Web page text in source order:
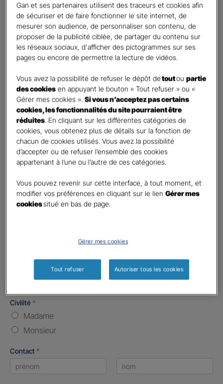
Activité*
Indiquez l'activité professionnelle de votre entreprise
Chiffre d'affaires annuel
Nombre de caractères restants :9 caractères restants
Indiquez un montant annuel en euro, même approximatif.
La limite est de 9 caractères. Caractères restants : 9.
Code postal du risque*
Nombre de caractères restants :5 caractères restants
La limite est de 5 caractères. Caractères restants : 5.
Type d'assurance souhaitée*
Responsabilité Civile
Batiment / Local commercial
Autre
Non
Civilité *
Madame
Monsieur
Contact *
Gan et ses partenaires utilisent des traceurs et cookies afin
de sécuriser et de faire fonctionner le site internet, de
mesurer son audience, de personnaliser son contenu, de
proposer de la publicité ciblée, de partager du contenu sur
les réseaux sociaux, d'afficher des pictogrammes sur ses
pages ou encore de permettre la lecture de vidéos.
Vous avez la possibilité de refuser le dépôt detoutoupartie
des cookies en appuyant le bouton « Tout refuser » ou «
Gérer mes cookies ».Si vous n’acceptez pas certains
cookies, les fonctionnalités du site pourraient être
réduites. En cliquant sur les différentes catégories de
cookies, vous obtenez plus de détails sur la fonction de
chacun de cookies utilisés. Vous avez la possibilité
d’accepter ou de refuser l’ensemble des cookies
appartenant à l’une ou l’autre de ces catégories.
Vous pouvez revenir sur cette interface, à tout moment, et
modifier vos préférences en cliquant sur le lienGérer mes
cookiessitué en bas de page.
Gérer mes cookies
Tout refuser Autoriser tous les cookies